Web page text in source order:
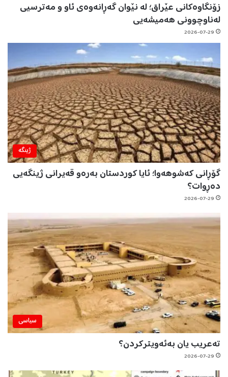
زۆنگاوەکانی عێراق؛ لە نێوان گەڕانەوەی ئاو و مەترسیی
لەناوچوونی هەمیشەیی
2026-07-29
ژینگه‌
گۆڕانی کەشوهەوا؛ ئایا کوردستان بەرەو قەیرانی ژینگەیی
دەڕوات؟
2026-07-29
سیاسی
تەعریب یان بەئەویترکردن؟
2026-07-29